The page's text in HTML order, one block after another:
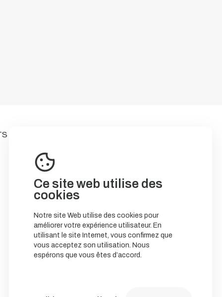
Ce site web utilise des
cookies
Notre site Web utilise des cookies pour
améliorer votre expérience utilisateur. En
utilisant le site Internet, vous confirmez que
vous acceptez son utilisation. Nous
espérons que vous êtes d’accord.